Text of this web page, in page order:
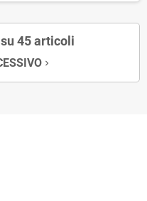
45 articoli
navigate_next